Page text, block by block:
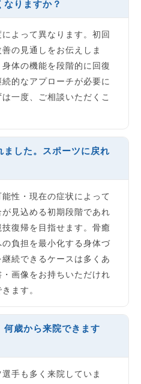
りますか？
よって異なります。初回
の見通しをお伝えしま
体の機能を段階的に回復
的なアプローチが必要に
一度、ご相談いただくこ
した。スポーツに戻れ
性・現在の症状によって
見込める初期段階であれ
復帰を目指せます。骨癒
負担を最小化する身体づ
続できるケースは多くあ
画像をお持ちいただけれ
ます。
歳から来院できます
手も多く来院していま